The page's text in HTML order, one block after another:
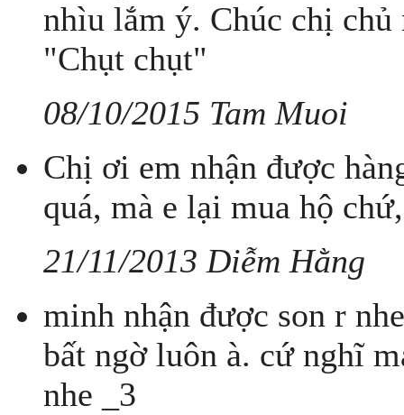
nhìu lắm ý. Chúc chị chủ
"Chụt chụt"
08/10/2015 Tam Muoi
Chị ơi em nhận được
quá, mà e lại mua hộ
21/11/2013 Diễm Hằng
minh nhận được son r
bất ngờ luôn à. cứ nghĩ
nhe _3